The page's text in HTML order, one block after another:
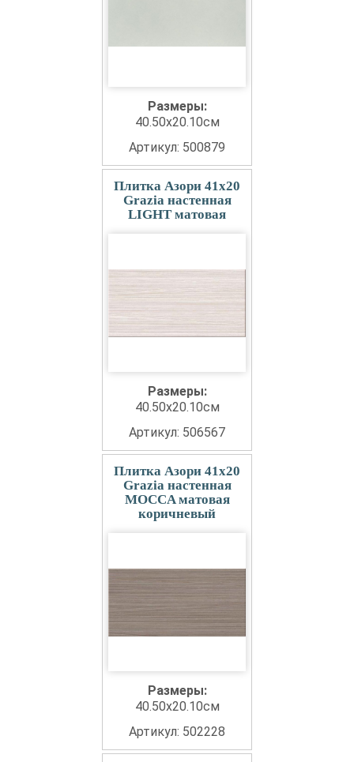
Размеры:
40.50x20.10см
Артикул: 500879
Плитка Азори 41x20
Grazia настенная
LIGHT матовая
Размеры:
40.50x20.10см
Артикул: 506567
Плитка Азори 41x20
Grazia настенная
MOCCA матовая
коричневый
Размеры:
40.50x20.10см
Артикул: 502228